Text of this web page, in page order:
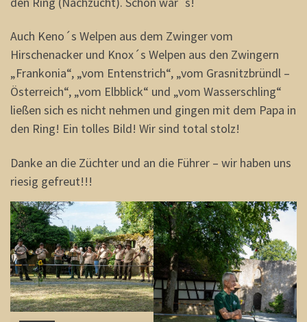
Auch Keno´s Welpen aus dem Zwinger vom
Hirschenacker und Knox´s Welpen aus den Zwingern
„Frankonia“, „vom Entenstrich“, „vom Grasnitzbründl –
Österreich“, „vom Elbblick“ und „vom Wasserschling“
ließen sich es nicht nehmen und gingen mit dem Papa in
den Ring! Ein tolles Bild! Wir sind total stolz!
Danke an die Züchter und an die Führer – wir haben uns
riesig gefreut!!!